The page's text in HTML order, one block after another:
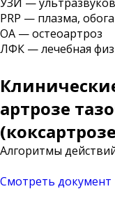
PRP — плазма,
ОА — остеоартроз
ЛФК — лечебная
артрозе
Алгоритмы
Смотреть документ